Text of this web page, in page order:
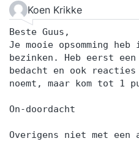
Koen Krikke
Beste Guus,
Je mooie opsomming
bezinken. Heb eerst
bedacht en ook
noemt, maar kom tot 1
On-doordacht
Overigens niet met een